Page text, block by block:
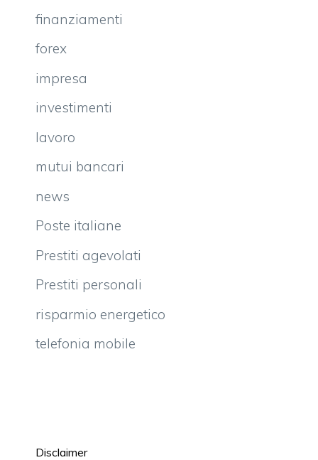
finanziamenti
forex
impresa
investimenti
lavoro
mutui bancari
news
Poste italiane
Prestiti agevolati
Prestiti personali
risparmio energetico
telefonia mobile
Disclaimer